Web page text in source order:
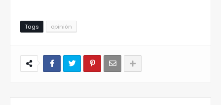
Tags opinión